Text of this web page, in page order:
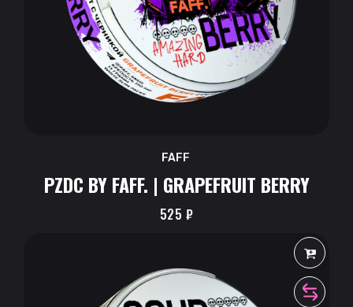
FAFF
PZDC BY FAFF. | GRAPEFRUIT BERRY
525 ₽